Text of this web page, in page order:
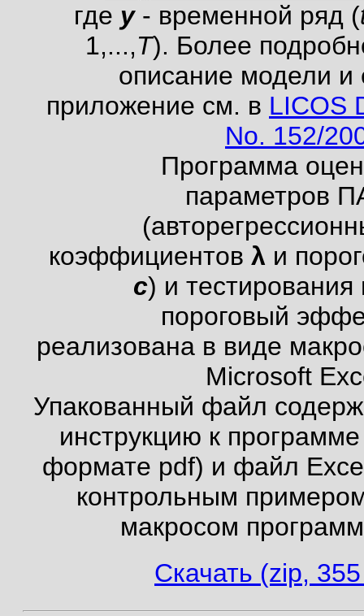
где y- временной ряд (
1,...,T). Более
описание модели и
приложение см. в LICOS
No. 152/
Программа
параметров
коэффициентов λ и
с) и тестирования
пороговый
реализована в виде
Microsoft
Упакованный файл
инструкцию к
формате pdf) и файл
контрольным
макросом
Скачать (zip,